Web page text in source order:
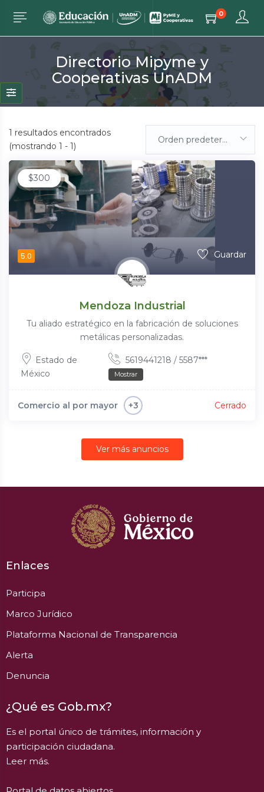
0
Directorio Mipyme y
Cooperativas UnADM
1 resultados encontrados
(mostrando 1 - 1)
Orden predeterminada
$300
5.0 Guardar
Mendoza Industrial
Tu aliado estratégico en la fabricación de soluciones
metálicas personalizadas.
Estado de
México
5619441218 / 5587***
Mostrar
Comercio al por mayor +3 Cerrado
Ver más anuncios
Enlaces
Participa
Marco Jurídico
Plataforma Nacional de Transparencia
Alerta
Denuncia
¿Qué es Gob.mx?
Es el portal único de trámites, información y
participación ciudadana.
Leer más.